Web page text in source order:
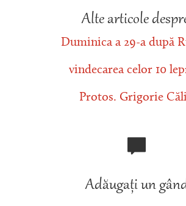
Alte articole
Duminica a 29-a după
vindecarea celor 10
Protos. Grigorie
Adăugați un